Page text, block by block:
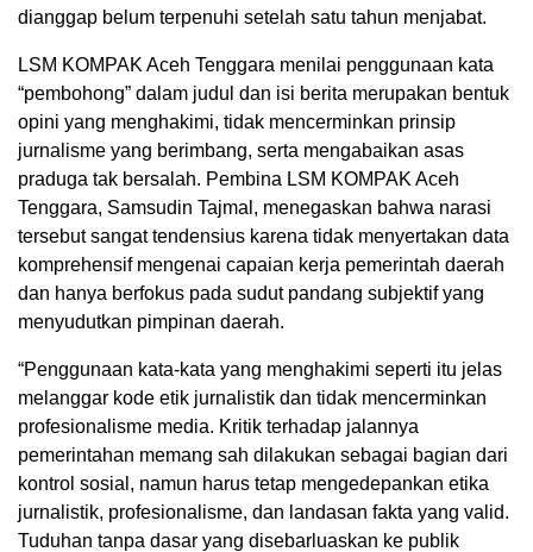
dianggap belum terpenuhi setelah satu tahun menjabat.
LSM KOMPAK Aceh Tenggara menilai penggunaan kata
“pembohong” dalam judul dan isi berita merupakan bentuk
opini yang menghakimi, tidak mencerminkan prinsip
jurnalisme yang berimbang, serta mengabaikan asas
praduga tak bersalah. Pembina LSM KOMPAK Aceh
Tenggara, Samsudin Tajmal, menegaskan bahwa narasi
tersebut sangat tendensius karena tidak menyertakan data
komprehensif mengenai capaian kerja pemerintah daerah
dan hanya berfokus pada sudut pandang subjektif yang
menyudutkan pimpinan daerah.
“Penggunaan kata-kata yang menghakimi seperti itu jelas
melanggar kode etik jurnalistik dan tidak mencerminkan
profesionalisme media. Kritik terhadap jalannya
pemerintahan memang sah dilakukan sebagai bagian dari
kontrol sosial, namun harus tetap mengedepankan etika
jurnalistik, profesionalisme, dan landasan fakta yang valid.
Tuduhan tanpa dasar yang disebarluaskan ke publik